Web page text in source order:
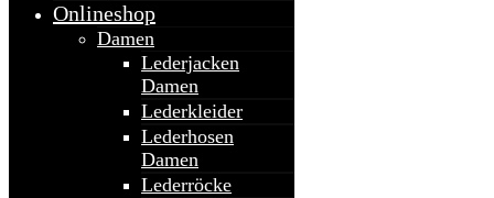
Onlineshop
Damen
Lederjacken
Damen
Lederkleider
Lederhosen
Damen
Lederröcke